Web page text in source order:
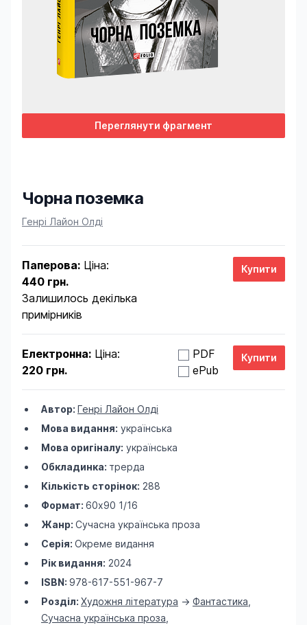
Переглянути фрагмент
Чорна поземка
Product information
Генрі Лайон Олді
Паперова: Ціна:
440 грн.
Залишилось декілька
примірників
Електронна: Ціна:
220 грн.
PDF
ePub
Автор: Генрі Лайон Олді
Мова видання: українська
Мова оригіналу: українська
Обкладинка: трерда
Кількість сторінок: 288
Формат: 60х90 1/16
Жанр: Сучасна українська проза
Серія: Окреме видання
Рік видання: 2024
ISBN: 978-617-551-967-7
Розділ: Художня література -> Фантастика
Сучасна українська проза